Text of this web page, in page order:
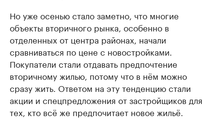
Но уже осенью стало заметно, что многие
объекты вторичного рынка, особенно в
отделенных от центра районах, начали
сравниваться по цене с новостройками.
Покупатели стали отдавать предпочтение
вторичному жилью, потому что в нём можно
сразу жить. Ответом на эту тенденцию стали
акции и спецпредложения от застройщиков для
тех, кто всё же предпочитает новое жильё.